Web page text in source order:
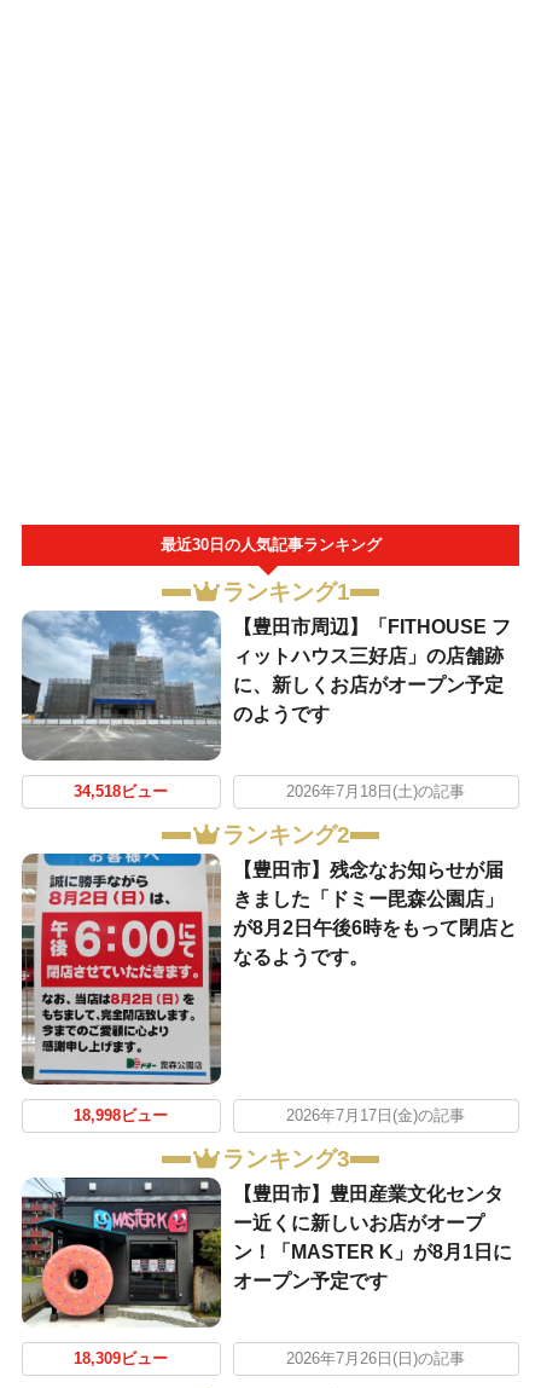
最近30日の人気記事ランキング
ランキング1
【豊田市周辺】「FITHOUSE フ
ィットハウス三好店」の店舗跡
に、新しくお店がオープン予定
のようです
34,518ビュー 2026年7月18日(土)の記事
ランキング2
【豊田市】残念なお知らせが届
きました「ドミー毘森公園店」
が8月2日午後6時をもって閉店と
なるようです。
18,998ビュー 2026年7月17日(金)の記事
ランキング3
【豊田市】豊田産業文化センタ
ー近くに新しいお店がオープ
ン！「MASTER K」が8月1日に
オープン予定です
18,309ビュー 2026年7月26日(日)の記事